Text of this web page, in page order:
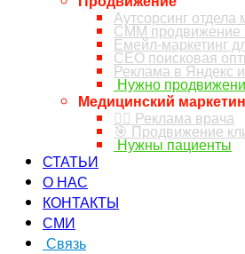
Аутсорсинг отдела
СММ продвижение
Емейл-маркетинг
СЕО поисковая
Реклама в Яндекс
Нужно
Медицинский
👨‍⚕️ Реклама врача
🎯 Продвижение
Нужны пациенты
СТАТЬИ
О НАС
КОНТАКТЫ
СМИ
Связь